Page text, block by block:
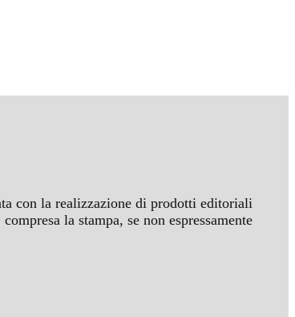
con la realizzazione di prodotti editoriali
la stampa, se non espressamente